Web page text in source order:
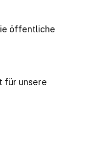
neusten & wichtigsten
Events. Für die
können Sie sich von
öffentliche
für unsere